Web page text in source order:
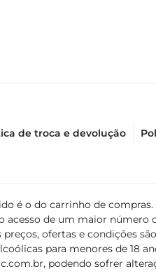
de troca e devolução
é o do carrinho de
acesso de um maior
ofertas e condições
para menores de 18
, podendo sofrer